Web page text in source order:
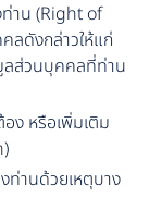
าน (Right of
ลดังกล่าวให้แก่
ลส่วนบุคคลที่ท่าน
ง หรือเพิ่มเติม
ท่านด้วยเหตุบาง